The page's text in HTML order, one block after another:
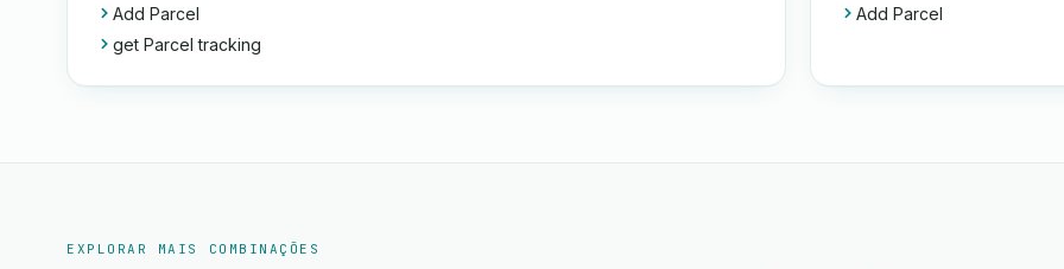
Add Parcel
get Parcel tracking
Add Parcel
EXPLORAR MAIS COMBINAÇÕES